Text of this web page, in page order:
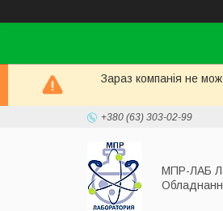
Зараз компанія не
+380 (63) 303-02-99
МПР-ЛАБ